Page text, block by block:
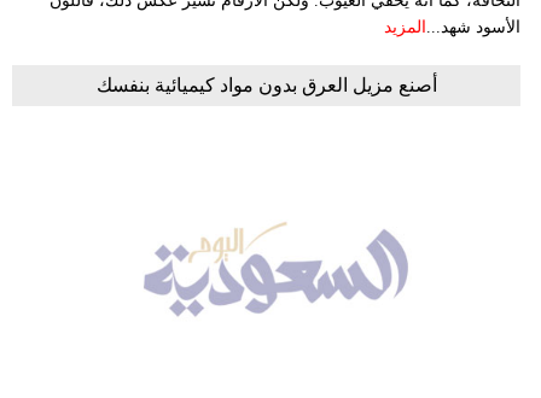
الأسود شهد... المزيد
أصنع مزيل العرق بدون مواد كيميائية بنفسك